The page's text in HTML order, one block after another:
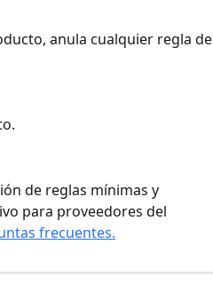
anula cualquier regla de
de reglas mínimas y
para proveedores del
frecuentes.